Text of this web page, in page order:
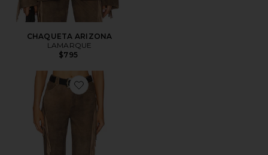
CHAQUETA ARIZONA
LAMARQUE
$795
Favorite PANTALÓN WENDY